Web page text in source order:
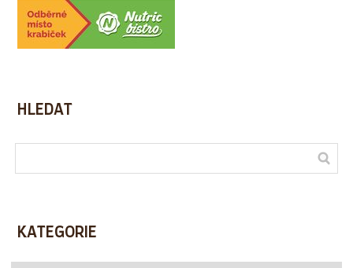
HLEDAT
KATEGORIE